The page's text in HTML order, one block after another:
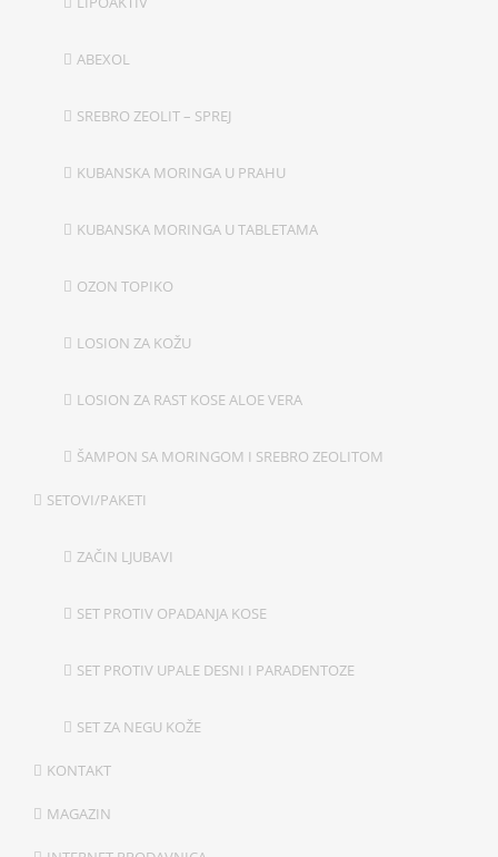
ABEXOL
SREBRO ZEOLIT – SPREJ
KUBANSKA MORINGA U PRAHU
KUBANSKA MORINGA U TABLETAMA
OZON TOPIKO
LOSION ZA KOŽU
LOSION ZA RAST KOSE ALOE VERA
ŠAMPON SA MORINGOM I SREBRO ZEOLITOM
SETOVI/PAKETI
ZAČIN LJUBAVI
SET PROTIV OPADANJA KOSE
SET PROTIV UPALE DESNI I PARADENTOZE
SET ZA NEGU KOŽE
KONTAKT
MAGAZIN